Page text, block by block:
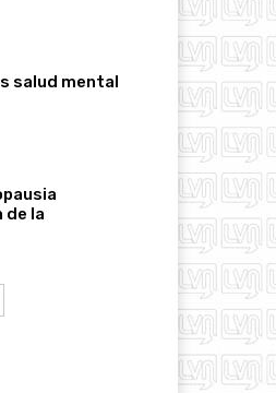
salud mental
de la